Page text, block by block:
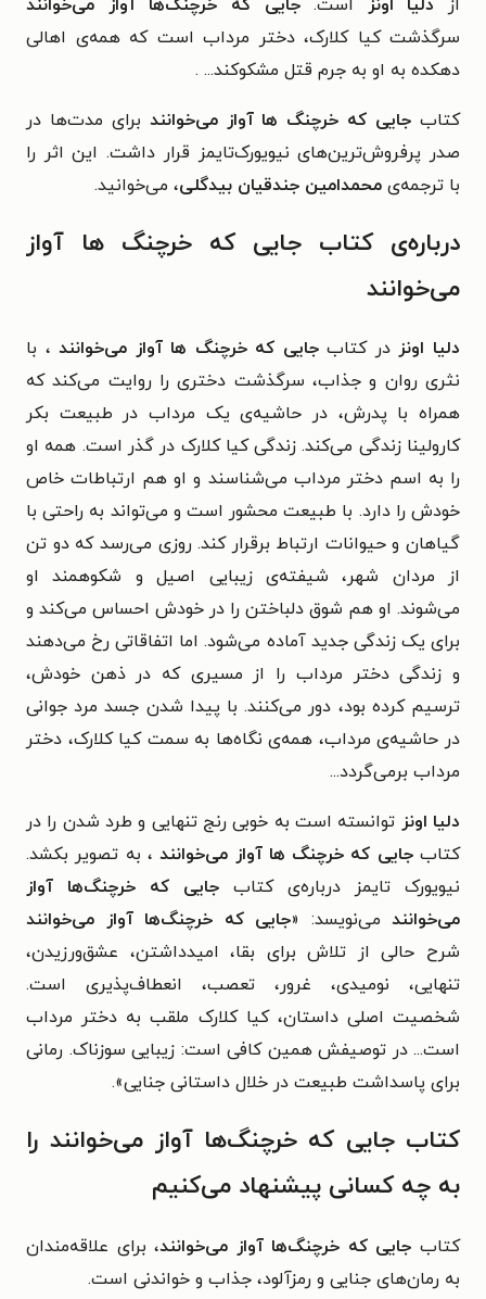
از دلیا اونز است.جایی که خرچنگ‌ها آواز می‌خوانند
سرگذشت کیا کلارک، دختر مرداب است که همه‌ی اهالی
دهکده به او به جرم قتل مشکوکند... .
کتاب جایی که خرچنگ ها آواز می‌خوانند برای مدت‌ها در
صدر پرفروش‌ترین‌های نیویورک‌تایمز قرار داشت. این اثر را
با ترجمه‌ی محمدامین جندقیان بیدگلی، می‌خوانید.
درباره‌ی کتاب جایی که خرچنگ ها آواز
می‌خوانند
دلیا اونز در کتابجایی که خرچنگ ها آواز می‌خوانند، با
نثری روان و جذاب، سرگذشت دختری را روایت می‌کند که
همراه با پدرش، در حاشیه‌ی یک مرداب در طبیعت بکر
کارولینا زندگی می‌کند. زندگی کیا کلارک در گذر است. همه او
را به اسم دختر مرداب می‌شناسند و او هم ارتباطات خاص
خودش را دارد. با طبیعت محشور است و می‌تواند به راحتی با
گیاهان و حیوانات ارتباط برقرار کند. روزی می‌رسد که دو تن
از مردان شهر، شیفته‌ی زیبایی اصیل و شکوهمند او
می‌شوند. او هم شوق دلباختن را در خودش احساس می‌کند و
برای یک زندگی جدید آماده می‌شود. اما اتفاقاتی رخ می‌دهند
و زندگی دختر مرداب را از مسیری که در ذهن خودش،
ترسیم کرده بود، دور می‌کنند. با پیدا شدن جسد مرد جوانی
در حاشیه‌ی مرداب، همه‌ی نگاه‌ها به سمت کیا کلارک، دختر
مرداب برمی‌گردد...
دلیا اونز توانسته است به خوبی رنج تنهایی و طرد شدن را در
کتابجایی که خرچنگ ها آواز می‌خوانند ، به تصویر بکشد.
نیویورک تایمز درباره‌ی کتاب جایی که خرچنگ‌ها آواز
می‌خوانند می‌نویسد:‌ «جایی که خرچنگ‌ها آواز می‌خوانند
شرح‌ حالی از تلاش برای بقا، امیدداشتن، عشق‌ورزیدن،
تنهایی، نومیدی، غرور، تعصب، انعطاف‌پذیری است.
شخصیت اصلی داستان، کیا کلارک ملقب به دختر مرداب
است... در توصیفش همین کافی است:‌ زیبایی سوزناک. رمانی
برای پاسداشت طبیعت در خلال داستانی جنایی».
کتاب جایی که خرچنگ‌ها آواز می‌خوانند را
به چه کسانی پیشنهاد می‌کنیم
کتاب جایی که خرچنگ‌ها آواز می‌خوانند، برای علاقه‌مندان
به رمان‌های جنایی و رمزآلود، جذاب و خواندنی است.